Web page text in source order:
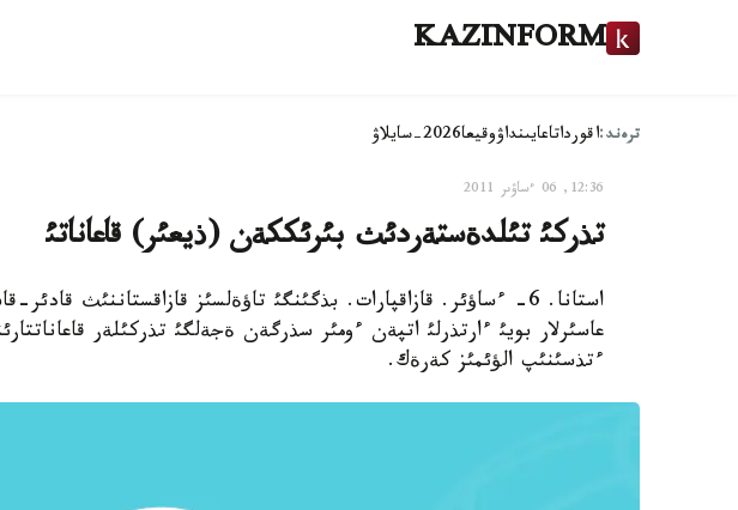
KAZINFORM
ترەند:اقورداتاعايىنداۋوقيعا2026-سايلاۋ
12:36, 06 ءساۋىر 2011
تذركئ تئلدةستةردئث بئرئككةن (ذيعئر) قاعاناتئ
استانا. 6- ءساؤئر. قازاقپارات. بذگئنگئ تاؤةلسئز قازاقستاننئث
عاسئرلار بويئ ءارتذرلئ اتپةن ءومئر سذرگةن ةجةلگئ تذركئلةر
ءتذسئنئپ الؤئمئز كةرةك.